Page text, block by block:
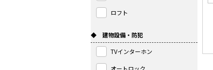
ロフト
◆ 建物設備・防犯
TVインターホン
オートロック